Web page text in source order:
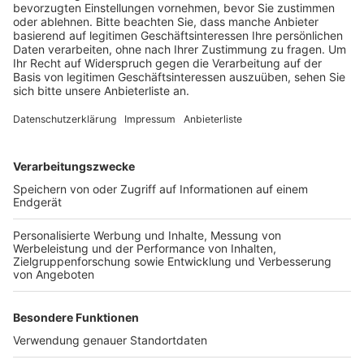
Menschen.
Veröffentlicht:Mittwoch, 20.03.2019 13:03
Anzeige
bisher noch keine solchen Fälle gemeldet worden,
sagt ein Sprecher. Wer hier von Spendensammler
angesprochen wird und nicht weiß, ob sie wirklich für
eine Hilfsorganisation unterwegs sind, der sollte
besser nicht spenden und im Zweifel die Polizei rufen.
Anzeige